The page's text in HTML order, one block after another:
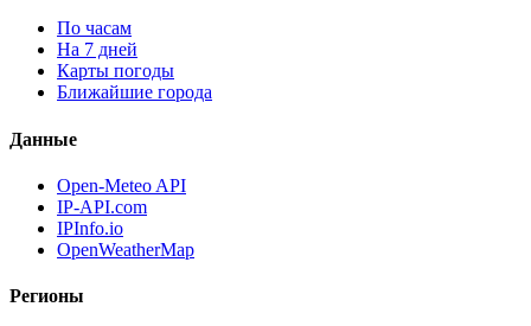
По часам
На 7 дней
Карты погоды
Ближайшие города
Данные
Open-Meteo API
IP-API.com
IPInfo.io
OpenWeatherMap
Регионы